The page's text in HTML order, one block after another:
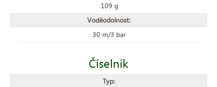
109 g
Voděodolnost:
30 m/3 bar
Číselník
Typ: